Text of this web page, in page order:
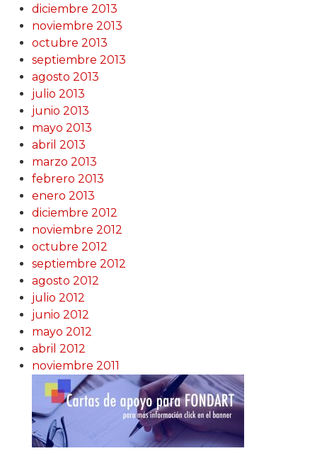
diciembre 2013
noviembre 2013
octubre 2013
septiembre 2013
agosto 2013
julio 2013
junio 2013
mayo 2013
abril 2013
marzo 2013
febrero 2013
enero 2013
diciembre 2012
noviembre 2012
octubre 2012
septiembre 2012
agosto 2012
julio 2012
junio 2012
mayo 2012
abril 2012
noviembre 2011